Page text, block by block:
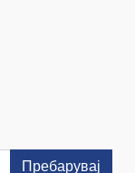
Пребарувај